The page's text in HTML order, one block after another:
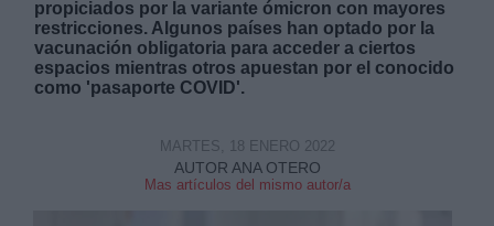
propiciados por la variante ómicron con mayores
restricciones. Algunos países han optado por la
vacunación obligatoria para acceder a ciertos
espacios mientras otros apuestan por el conocido
como 'pasaporte COVID'.
AUTOR ANA OTERO
Mas artículos del mismo autor/a
MARTES, 18 ENERO 2022